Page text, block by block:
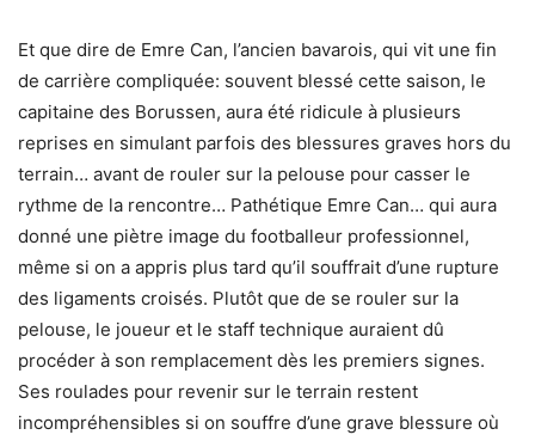
Et que dire de Emre Can, l’ancien bavarois, qui vit une fin
de carrière compliquée: souvent blessé cette saison, le
capitaine des Borussen, aura été ridicule à plusieurs
reprises en simulant parfois des blessures graves hors du
terrain… avant de rouler sur la pelouse pour casser le
rythme de la rencontre… Pathétique Emre Can… qui aura
donné une piètre image du footballeur professionnel,
même si on a appris plus tard qu’il souffrait d’une rupture
des ligaments croisés. Plutôt que de se rouler sur la
pelouse, le joueur et le staff technique auraient dû
procéder à son remplacement dès les premiers signes.
Ses roulades pour revenir sur le terrain restent
incompréhensibles si on souffre d’une grave blessure où